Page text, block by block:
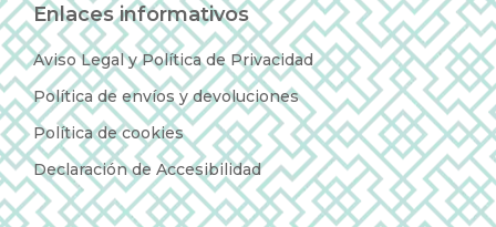
Enlaces informativos
Aviso Legal y Política de Privacidad
Política de envíos y devoluciones
Política de cookies
Declaración de Accesibilidad